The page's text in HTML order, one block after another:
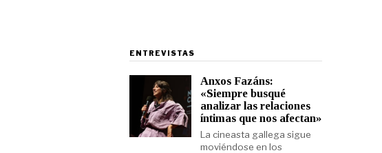
ENTREVISTAS
Anxos Fazáns:
«Siempre busqué
analizar las relaciones
íntimas que nos afectan»
La cineasta gallega sigue
moviéndose en los